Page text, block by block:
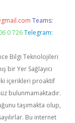
Teams:
0 726 Telegram:
Bilgi Teknolojileri
bir Yer Sağlayıcı
içerikleri proaktif
bulunmamaktadır.
taşımakta olup,
Bu internet